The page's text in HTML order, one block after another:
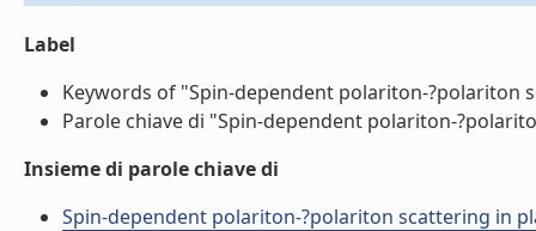
Label
Keywords of "Spin-dependent polariton-?polariton
Parole chiave di "Spin-dependent polariton-
Insieme di parole chiave di
Spin-dependent polariton-?polariton scattering in